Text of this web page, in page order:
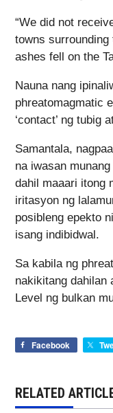
“We did not
towns surrounding
ashes fell on the
Nauna nang
phreatomagmatic
‘contact’ ng tubig
Samantala,
na iwasan
dahil maaari itong
iritasyon ng
posibleng epekto
isang indibidwal.
Sa kabila ng
nakikitang dahilan
Level ng bulkan
Facebook
RELATED